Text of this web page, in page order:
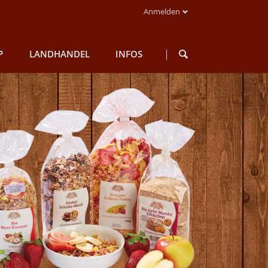
Anmelden
LANDHANDEL
Saatgut
Futter
Düngemittel
Schädlinge
Gartenbedarf
Braumalz
Sonstiges
INFOS
Rundgang
Qualität
Mühlenladen
Historie
Aktuelles